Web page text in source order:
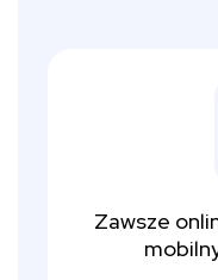
Zawsze